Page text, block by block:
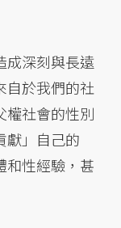
成深刻與長遠
自於我們的社
權社會的性別
獻」自己的
和性經驗，甚